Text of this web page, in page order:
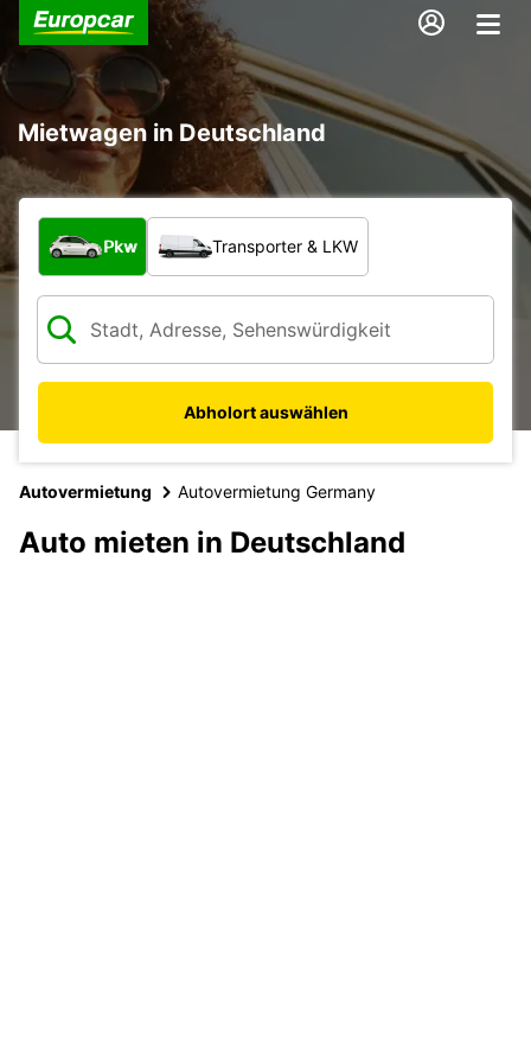
Mietwagen in Deutschland
Welche Art von Fahrzeug?
Pkw Transporter & LKW
Abholort auswählen
Autovermietung Autovermietung Germany
Auto mieten in Deutschland